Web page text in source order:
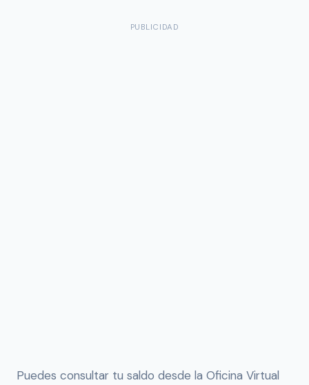
PUBLICIDAD
Puedes consultar tu saldo desde la Oficina Virtual